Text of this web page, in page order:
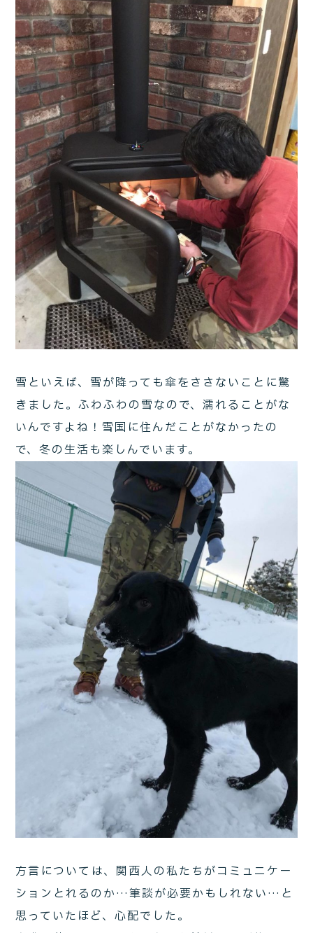
雪といえば、雪が降っても傘をささないことに驚
きました。ふわふわの雪なので、濡れることがな
いんですよね！雪国に住んだことがなかったの
で、冬の生活も楽しんでいます。
方言については、関西人の私たちがコミュニケー
ションとれるのか…筆談が必要かもしれない…と
思っていたほど、心配でした。